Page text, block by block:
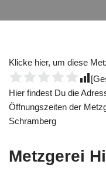
Klicke hier, um diese
Hier findest Du die
Öffnungszeiten der
Schramberg
Metzgerei